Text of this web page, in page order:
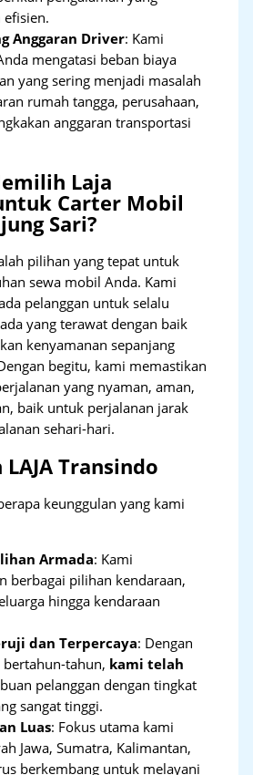
efisien.
Anggaran Driver: Kami
mengatasi beban biaya
yang sering menjadi masalah
rumah tangga, perusahaan,
anggaran transportasi
Laja
Carter Mobil
Sari?
pilihan yang tepat untuk
sewa mobil Anda. Kami
pelanggan untuk selalu
yang terawat dengan baik
kenyamanan sepanjang
begitu, kami memastikan
yang nyaman, aman,
baik untuk perjalanan jarak
sehari-hari.
Transindo
keunggulan yang kami
Armada: Kami
berbagai pilihan kendaraan,
hingga kendaraan
dan Terpercaya: Dengan
bertahun-tahun, kami telah
pelanggan dengan tingkat
sangat tinggi.
Luas: Fokus utama kami
Jawa, Sumatra, Kalimantan,
berkembang untuk melayani